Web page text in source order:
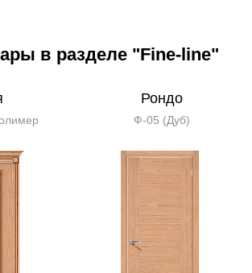
в разделе "Fine-line"
Рондо
Ф-05 (Дуб)